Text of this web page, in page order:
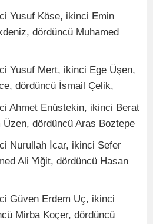
Yusuf Köse, ikinci Emin
dördüncü Muhamed
Yusuf Mert, ikinci Ege Üşen,
dördüncü İsmail Çelik,
Ahmet Enüstekin, ikinci Berat
dördüncü Aras Boztepe
Nurullah İcar, ikinci Sefer
Ali Yiğit, dördüncü Hasan
Güven Erdem Uç, ikinci
Mirba Koçer, dördüncü